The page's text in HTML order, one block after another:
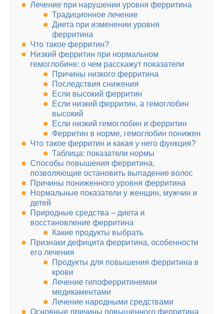
Лечение при нарушении уровня ферритина
Традиционное лечение
Диета при изменении уровня
ферритина
Что такое ферритин?
Низкий ферритин при нормальном
гемоглобине: о чем расскажут показатели
Причины низкого ферритина
Последствия снижения
Если высокий ферритин
Если низкий ферритин, а гемоглобин
высокий
Если низкий гемоглобин и ферритин
Ферритин в норме, гемоглобин понижен
Что такое ферритин и какая у него функция?
Таблица: показатели нормы
Способы повышения ферритина,
позволяющие остановить выпадение волос
Причины пониженного уровня ферритина
Нормальные показатели у женщин, мужчин и
детей
Природные средства – диета и
восстановление ферритина
Какие продукты выбрать
Признаки дефицита ферритина, особенности
его лечения
Продукты для повышения ферритина в
крови
Лечение гипоферритинемии
медикаментами
Лечение народными средствами
Основные причины повышенного ферритина